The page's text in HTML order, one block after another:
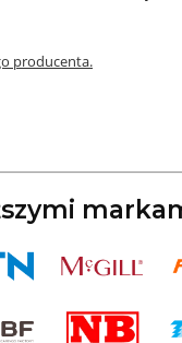
producenta.